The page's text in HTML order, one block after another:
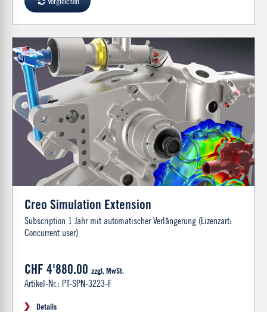
Creo Simulation Extension
Subscription 1 Jahr mit automatischer Verlängerung (Lizenzart:
Concurrent user)
CHF 4'880.00 zzgl. MwSt.
Artikel-Nr.: PT-SPN-3223-F
Details